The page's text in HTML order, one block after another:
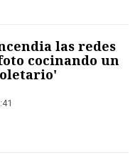
las redes
cocinando un